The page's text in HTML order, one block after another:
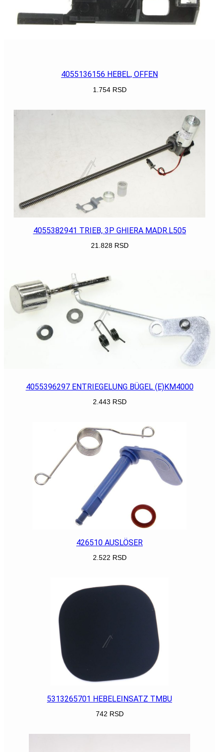
4055136156 HEBEL, OFFEN
1.754 RSD
4055382941 TRIEB, 3P GHIERA MADR.L505
21.828 RSD
4055396297 ENTRIEGELUNG BÜGEL (E)KM4000
2.443 RSD
426510 AUSLÖSER
2.522 RSD
5313265701 HEBELEINSATZ TMBU
742 RSD